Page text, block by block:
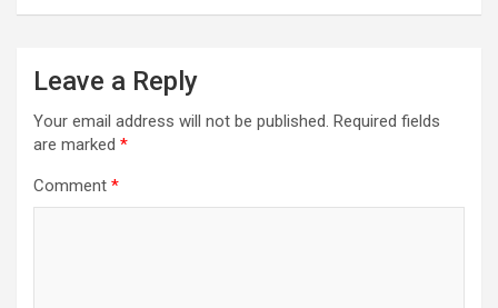
Leave a Reply
Your email address will not be published. Required fields
are marked *
Comment *